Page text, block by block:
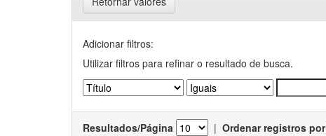
Adicionar filtros:
Utilizar filtros para refinar o resultado de busca.
Resultados/Página | Ordenar registros por